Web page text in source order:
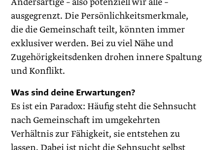
ausgegrenzt. Die Persönlichkeitsmerkmale,
die die Gemeinschaft teilt, könnten immer
exklusiver werden. Bei zu viel Nähe und
Zugehörigkeitsdenken drohen innere Spaltung
und Konflikt.
Was sind deine Erwartungen?
Es ist ein Paradox: Häufig steht die Sehnsucht
nach Gemeinschaft im umgekehrten
Verhältnis zur Fähigkeit, sie entstehen zu